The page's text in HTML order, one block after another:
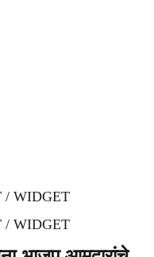
/ WIDGET
/ WIDGET